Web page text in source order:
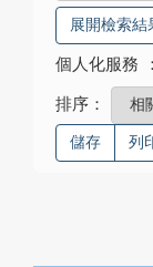
展開檢索結
個人化服務 ：
排序：
儲存 列